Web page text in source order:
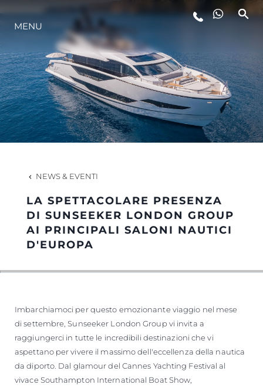
LIFESTYLE
INNOVAZIONE
L'AZIENDA
ALGARVE ADVENTURES
VALUTA LA TUA IMBARCAZIONE
MENU
NEWS & EVENTI
LA SPETTACOLARE PRESENZA
DI SUNSEEKER LONDON GROUP
AI PRINCIPALI SALONI NAUTICI
D'EUROPA
Imbarchiamoci per questo emozionante viaggio nel mese
di settembre, Sunseeker London Group vi invita a
raggiungerci in tutte le incredibili destinazioni che vi
aspettano per vivere il massimo dell'eccellenza della nautica
da diporto. Dal glamour del Cannes Yachting Festival al
vivace Southampton International Boat Show,